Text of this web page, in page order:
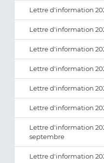
Lettre d'information
Lettre d'information
Lettre d'information
Lettre d'information
Lettre d'information
Lettre d'information
Lettre d'information
septembre
Lettre d'information